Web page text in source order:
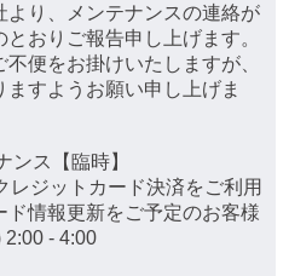
より、メンテナンスの連絡が
おりご報告申し上げます。
便をお掛けいたしますが、
すようお願い申し上げま
ス【臨時】
レジットカード決済をご利用
情報更新をご予定のお客様
2:00 - 4:00